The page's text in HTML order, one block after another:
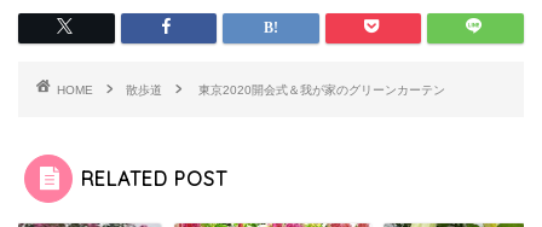
HOME 散歩道 東京2020開会式＆我が家のグリーンカーテン
RELATED POST